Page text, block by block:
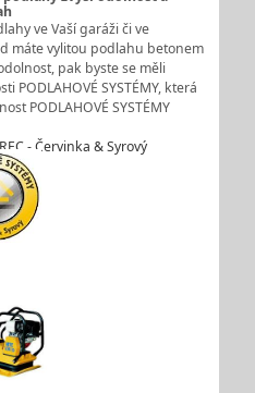
ve Vaší garáži či ve
máte vylitou podlahu betonem
pak byste se měli
SYSTÉMY, která
PODLAHOVÉ SYSTÉMY
- Červinka & Syrový